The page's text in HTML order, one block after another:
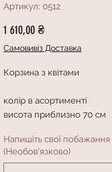
Артикул: 0512
1 610,00 ₴Ціна
Самовивіз Доставка
Корзина з квітами
колір в асортименті
висота приблизно 70 см
Напишіть свої побажання
(Необов'язково)